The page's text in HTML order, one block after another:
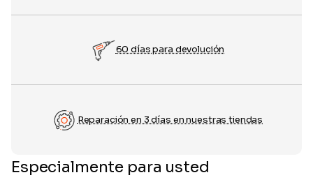
60 días para devolución
Reparación en 3 días en nuestras tiendas
Especialmente para usted